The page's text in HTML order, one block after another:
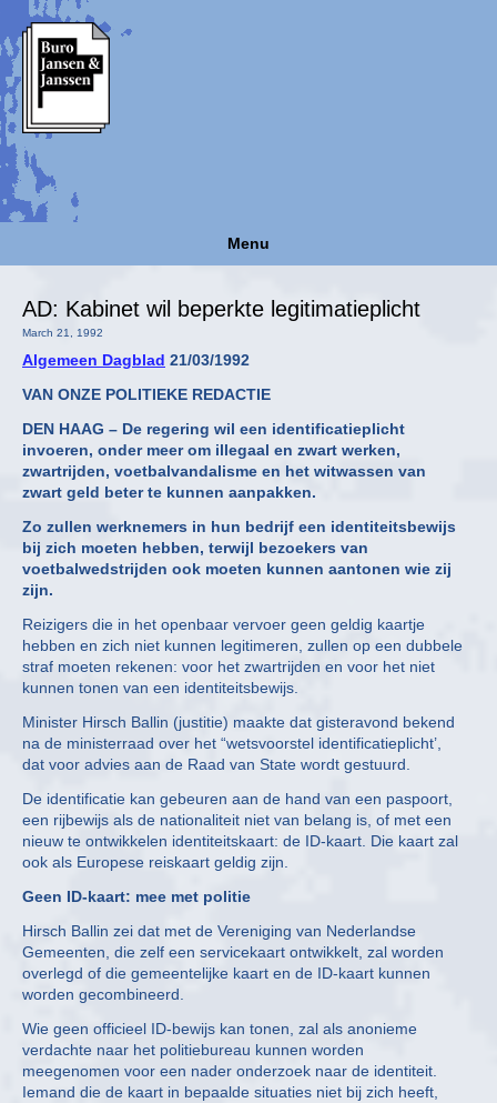
Menu
AD: Kabinet wil beperkte legitimatieplicht
March 21, 1992
Algemeen Dagblad 21/03/1992
VAN ONZE POLITIEKE REDACTIE
DEN HAAG – De regering wil een identificatieplicht
invoeren, onder meer om illegaal en zwart werken,
zwartrijden, voetbalvandalisme en het witwassen van
zwart geld beter te kunnen aanpakken.
Zo zullen werknemers in hun bedrijf een identiteitsbewijs
bij zich moeten hebben, terwijl bezoekers van
voetbalwedstrijden ook moeten kunnen aantonen wie zij
zijn.
Reizigers die in het openbaar vervoer geen geldig kaartje
hebben en zich niet kunnen legitimeren, zullen op een dubbele
straf moeten rekenen: voor het zwartrijden en voor het niet
kunnen tonen van een identiteitsbewijs.
Minister Hirsch Ballin (justitie) maakte dat gisteravond bekend
na de ministerraad over het “wetsvoorstel identificatieplicht’,
dat voor advies aan de Raad van State wordt gestuurd.
De identificatie kan gebeuren aan de hand van een paspoort,
een rijbewijs als de nationaliteit niet van belang is, of met een
nieuw te ontwikkelen identiteitskaart: de ID-kaart. Die kaart zal
ook als Europese reiskaart geldig zijn.
Geen ID-kaart: mee met politie
Hirsch Ballin zei dat met de Vereniging van Nederlandse
Gemeenten, die zelf een servicekaart ontwikkelt, zal worden
overlegd of die gemeentelijke kaart en de ID-kaart kunnen
worden gecombineerd.
Wie geen officieel ID-bewijs kan tonen, zal als anonieme
verdachte naar het politiebureau kunnen worden
meegenomen voor een nader onderzoek naar de identiteit.
Iemand die de kaart in bepaalde situaties niet bij zich heeft,